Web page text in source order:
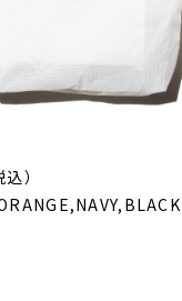
）